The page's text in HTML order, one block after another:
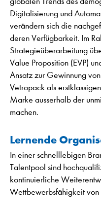
Digitalisierung und
verändern sich die
deren Verfügbarkeit. Im
Strategieüberarbeitung
Value Proposition (EVP)
Ansatz zur Gewinnung
Vetropack als
Marke ausserhalb der
machen.
Lernende
In einer schnelllebigen
Talentpool sind
kontinuierliche
Wettbewerbsfähigkeit von